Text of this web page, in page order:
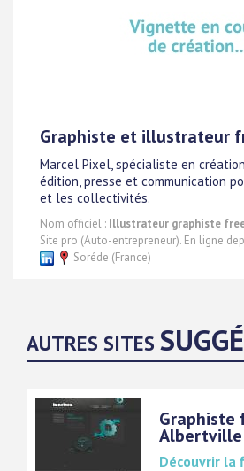
Graphiste et illustrateur
Marcel Pixel, spécialiste en
édition, presse et communication
et les collectivités.
Nom officiel : Illustrateur graphiste
Site pro (Auto-entrepreneur). En ligne
Soréde (France)
AUTRES SITES
Graphiste
Albertville
Découvrir la